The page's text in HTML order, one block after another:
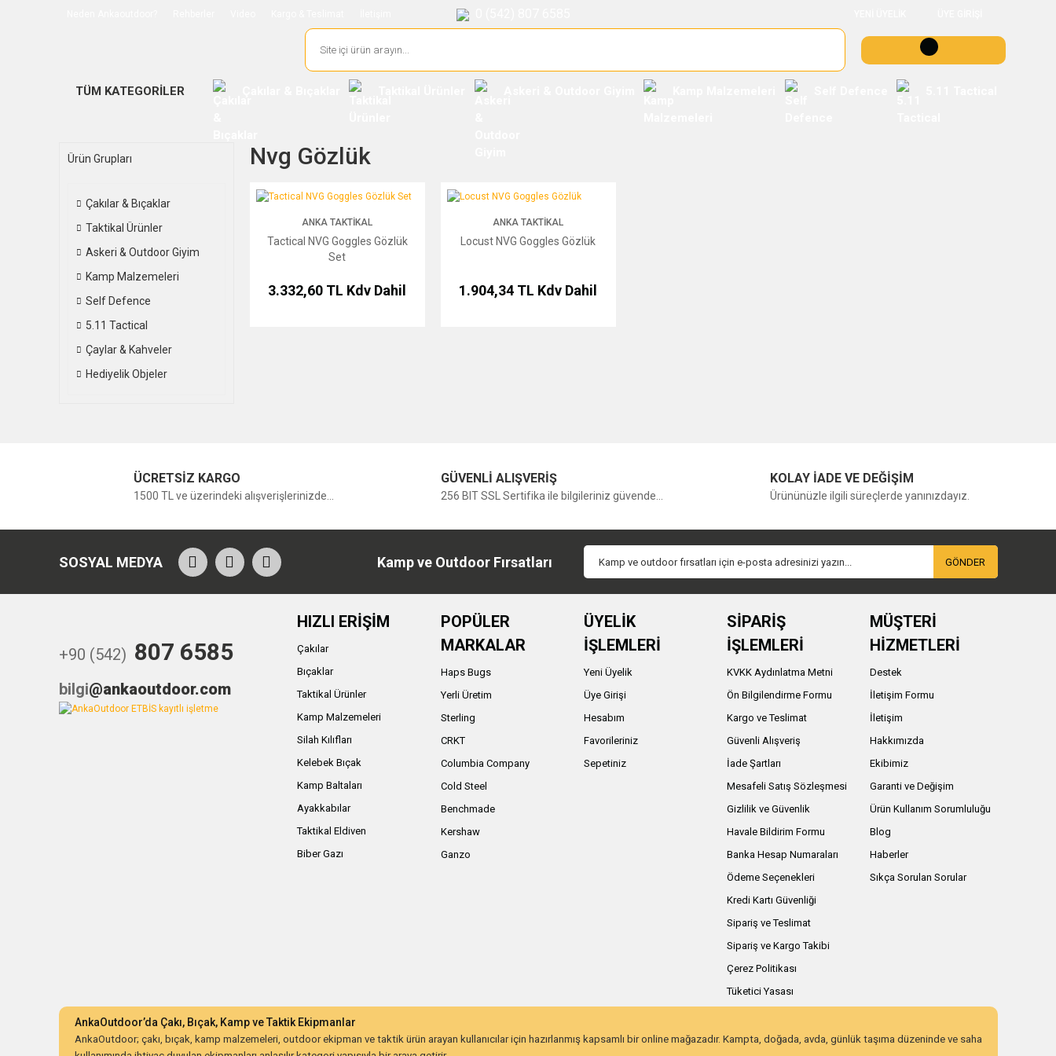
TÜM KATEGORİLER
Ürün Grupları
Çakılar & Bıçaklar
Taktikal Ürünler
Askeri & Outdoor Giyim
Kamp Malzemeleri
Self Defence
5.11 Tactical
Çaylar & Kahveler
Hediyelik Objeler
Nvg Gözlük
Tactical NVG Goggles Gözlük Set
ANKA TAKTIKAL
Tactical NVG Goggles Gözlük
Set
3.332,60 TL Kdv Dahil
Locust NVG Goggles Gözlük
ANKA TAKTIKAL
Locust NVG Goggles Gözlük
1.904,34 TL Kdv Dahil
ÜCRETSİZ KARGO
1500 TL ve üzerindeki alışverişlerinizde...
GÜVENLİ ALIŞVERİŞ
256 BIT SSL Sertifika ile bilgileriniz güvende...
KOLAY İADE VE DEĞİŞİM
Ürününüzle ilgili süreçlerde yanınızdayız.
SOSYAL MEDYA Kamp ve Outdoor Fırsatları GÖNDER
+90 (542) 807 6585
bilgi@ankaoutdoor.com
HIZLI ERİŞİM
Çakılar
Bıçaklar
Taktikal Ürünler
Kamp Malzemeleri
Silah Kılıfları
Kelebek Bıçak
Kamp Baltaları
Ayakkabılar
Taktikal Eldiven
Biber Gazı
POPÜLER
MARKALAR
Haps Bugs
Yerli Üretim
Sterling
CRKT
Columbia Company
Cold Steel
Benchmade
Kershaw
Ganzo
ÜYELİK
İŞLEMLERİ
Yeni Üyelik
Üye Girişi
Hesabım
Favorileriniz
Sepetiniz
SİPARİŞ
İŞLEMLERİ
KVKK Aydınlatma Metni
Ön Bilgilendirme Formu
Kargo ve Teslimat
Güvenli Alışveriş
İade Şartları
Mesafeli Satış Sözleşmesi
Gizlilik ve Güvenlik
Havale Bildirim Formu
Banka Hesap Numaraları
Ödeme Seçenekleri
Kredi Kartı Güvenliği
Sipariş ve Teslimat
Sipariş ve Kargo Takibi
Çerez Politikası
Tüketici Yasası
MÜŞTERİ
HİZMETLERİ
Destek
İletişim Formu
İletişim
Hakkımızda
Ekibimiz
Garanti ve Değişim
Ürün Kullanım Sorumluluğu
Blog
Haberler
Sıkça Sorulan Sorular
AnkaOutdoor’da Çakı, Bıçak, Kamp ve Taktik Ekipmanlar
AnkaOutdoor; çakı, bıçak, kamp malzemeleri, outdoor ekipman ve taktik ürün arayan kullanıcılar için hazırlanmış kapsamlı bir online mağazadır. Kampta, doğada, avda, günlük taşıma düzeninde ve saha